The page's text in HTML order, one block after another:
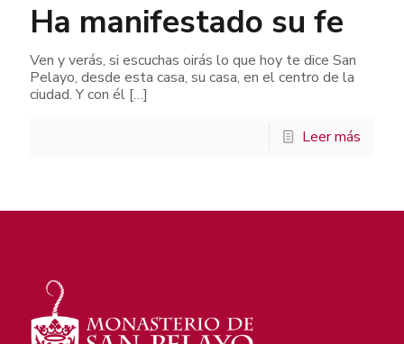
Ha manifestado su fe
Ven y verás, si escuchas oirás lo que hoy te dice San
Pelayo, desde esta casa, su casa, en el centro de la
ciudad. Y con él […]
Leer más